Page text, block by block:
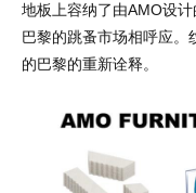
地板上容纳了由AMO设
巴黎的跳蚤市场相呼应。
的巴黎的重新诠释。